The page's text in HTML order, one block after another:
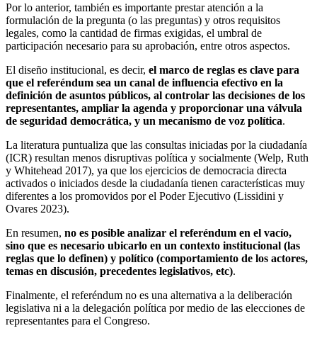
Por lo anterior, también es importante prestar atención a la
formulación de la pregunta (o las preguntas) y otros requisitos
legales, como la cantidad de firmas exigidas, el umbral de
participación necesario para su aprobación, entre otros aspectos.
El diseño institucional, es decir, el marco de reglas es clave para
que el referéndum sea un canal de influencia efectivo en la
definición de asuntos públicos, al controlar las decisiones de los
representantes, ampliar la agenda y proporcionar una válvula
de seguridad democrática, y un mecanismo de voz política.
La literatura puntualiza que las consultas iniciadas por la ciudadanía
(ICR) resultan menos disruptivas política y socialmente (Welp, Ruth
y Whitehead 2017), ya que los ejercicios de democracia directa
activados o iniciados desde la ciudadanía tienen características muy
diferentes a los promovidos por el Poder Ejecutivo (Lissidini y
Ovares 2023).
En resumen, no es posible analizar el referéndum en el vacío,
sino que es necesario ubicarlo en un contexto institucional (las
reglas que lo definen) y político (comportamiento de los actores,
temas en discusión, precedentes legislativos, etc).
Finalmente, el referéndum no es una alternativa a la deliberación
legislativa ni a la delegación política por medio de las elecciones de
representantes para el Congreso.